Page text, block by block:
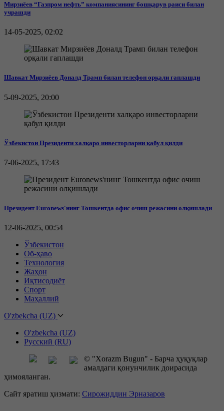
Мирзиёев “Газпром нефть” компаниясининг бошқарув раиси билан
учрашди
14-05-2025, 02:02
Шавкат Мирзиёев Доналд Трамп билан телефон орқали гаплашди
5-09-2025, 20:00
Ўзбекистон Президенти халқаро инвесторларни қабул қилди
7-06-2025, 17:43
Президент Euronews'нинг Тошкентда офис очиш режасини олқишлади
12-06-2025, 00:54
Ўзбекистон
Об-ҳаво
Технология
Жаҳон
Иқтисодиёт
Спорт
Маҳаллий
O'zbekcha (UZ)
O'zbekcha (UZ)
Русский (RU)
© "Xorazm Bugun" - Барча ҳуқуқлар
амалдаги қонунчилик доирасида
ҳимояланган.
Сайт яратиш ҳизмати: Сирожиддин Эрназаров